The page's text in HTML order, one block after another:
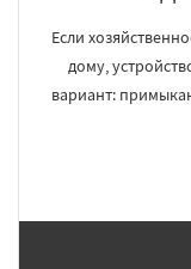
Если
дому,
вариант: